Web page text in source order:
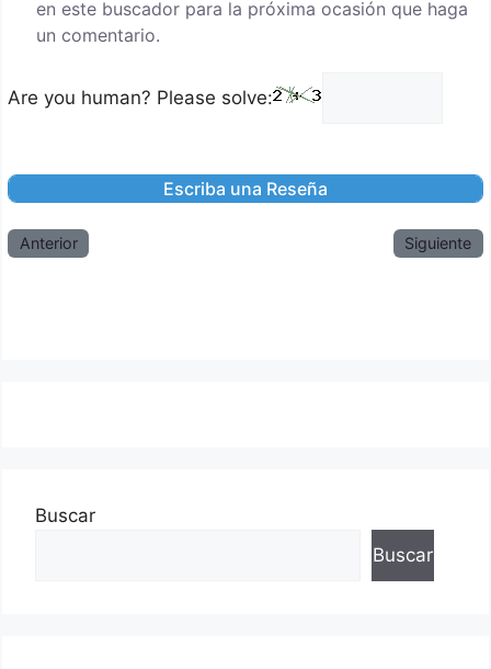
en este buscador para la próxima ocasión que haga
un comentario.
Are you human? Please solve:
Anterior Siguiente
Buscar
Buscar